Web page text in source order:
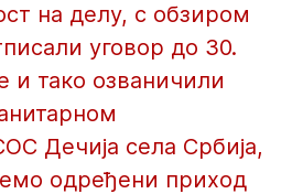
на делу, с обзиром
уговор до 30.
и тако озваничили
Дечија села Србија,
одређени приход